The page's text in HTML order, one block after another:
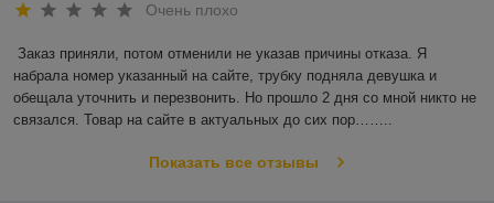
Очень плохо
Заказ приняли, потом отменили не указав причины отказа. Я
набрала номер указанный на сайте, трубку подняла девушка и
обещала уточнить и перезвонить. Но прошло 2 дня со мной никто не
связался. Товар на сайте в актуальных до сих пор……..
Показать все отзывы